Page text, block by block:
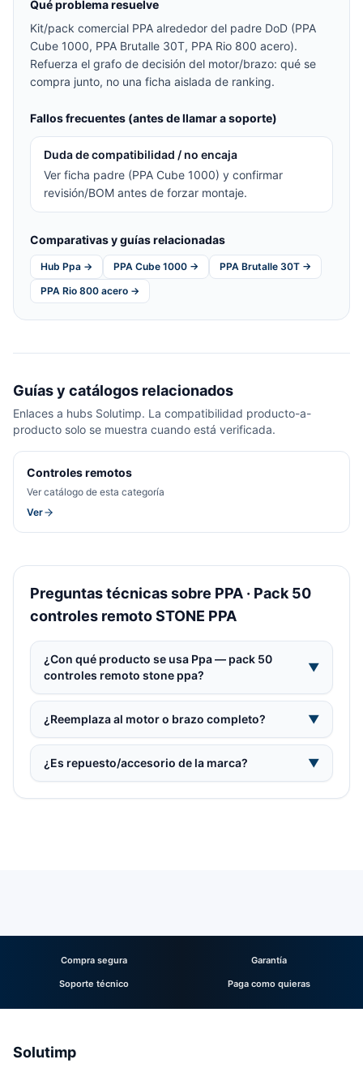
Qué problema resuelve
Kit/pack comercial PPA alrededor del padre DoD (PPA
Cube 1000, PPA Brutalle 30T, PPA Rio 800 acero).
Refuerza el grafo de decisión del motor/brazo: qué se
compra junto, no una ficha aislada de ranking.
Fallos frecuentes (antes de llamar a soporte)
Duda de compatibilidad / no encaja
Ver ficha padre (PPA Cube 1000) y confirmar
revisión/BOM antes de forzar montaje.
Comparativas y guías relacionadas
Hub Ppa → PPA Cube 1000 →
PPA Brutalle 30T →
PPA Rio 800 acero →
Guías y catálogos relacionados
Enlaces a hubs Solutimp. La compatibilidad producto-a-
producto solo se muestra cuando está verificada.
Controles remotos
Ver catálogo de esta categoría
Ver
Preguntas técnicas sobre PPA · Pack 50
controles remoto STONE PPA
¿Con qué producto se usa Ppa — pack 50
controles remoto stone ppa?
▼
¿Reemplaza al motor o brazo completo? ▼
¿Es repuesto/accesorio de la marca? ▼
Compra segura Garantía
Soporte técnico Paga como quieras
Solutimp